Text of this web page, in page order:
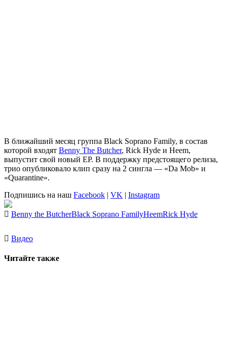
В ближайший месяц группа Black Soprano Family, в состав
которой входят Benny The Butcher, Rick Hyde и Heem,
выпустит свой новый EP. В поддержку предстоящего релиза,
трио опубликовало клип сразу на 2 сингла — «Da Mob» и
«Quarantine».
Подпишись на наш Facebook | VK | Instagram
Benny the ButcherBlack Soprano FamilyHeemRick Hyde
Видео
Читайте также